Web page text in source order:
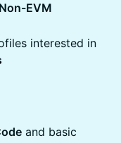
Non-EVM
interested in
and basic